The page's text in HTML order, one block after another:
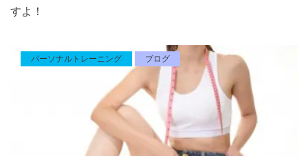
すよ！
パーソナルトレーニング ブログ